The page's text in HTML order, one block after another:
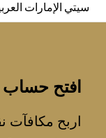
سيتي الإمارات
افتح حساب
اربح